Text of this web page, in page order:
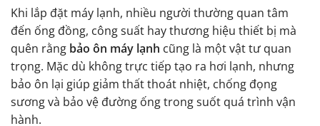
Khi lắp đặt máy lạnh, nhiều người thường quan tâm
đến ống đồng, công suất hay thương hiệu thiết bị mà
quên rằng bảo ôn máy lạnh cũng là một vật tư quan
trọng. Mặc dù không trực tiếp tạo ra hơi lạnh, nhưng
bảo ôn lại giúp giảm thất thoát nhiệt, chống đọng
sương và bảo vệ đường ống trong suốt quá trình vận
hành.